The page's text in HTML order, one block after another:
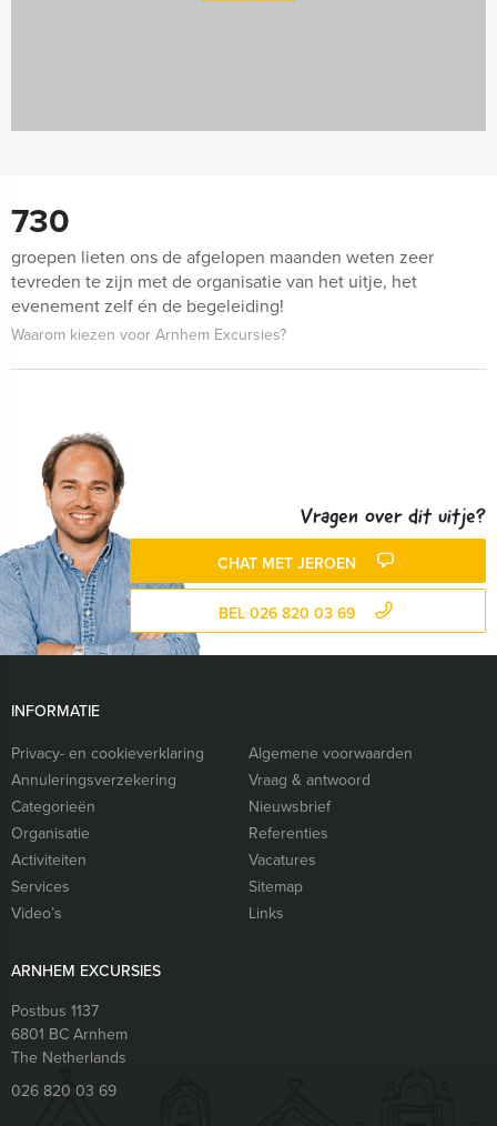
730
groepen lieten ons de afgelopen maanden weten zeer
tevreden te zijn met de organisatie van het uitje, het
evenement zelf én de begeleiding!
Waarom kiezen voor Arnhem Excursies?
Vragen over dit uitje?
CHAT MET JEROEN
BEL 026 820 03 69
INFORMATIE
Privacy- en cookieverklaring
Algemene voorwaarden
Annuleringsverzekering
Vraag & antwoord
Categorieën
Nieuwsbrief
Organisatie
Referenties
Activiteiten
Vacatures
Services
Sitemap
Video’s
Links
ARNHEM EXCURSIES
Postbus 1137
6801 BC Arnhem
The Netherlands
026 820 03 69